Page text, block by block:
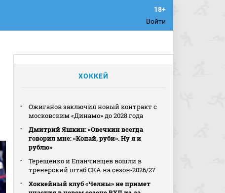
Войти
ХОККЕЙ
Ожиганов заключил новый контракт с
московским «Динамо» до 2028 года
Дмитрий Яшкин: «Овечкин всегда
говорил мне: «Копай, руби». Ну я и
рублю»
Терещенко и Епанчинцев вошли в
тренерский штаб СКА на сезон‑2026/27
Хоккейный клуб «Челны» не примет